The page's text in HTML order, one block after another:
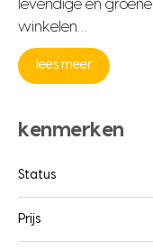
levendige en
winkelen…
lees meer
kenmerken
Status
Prijs